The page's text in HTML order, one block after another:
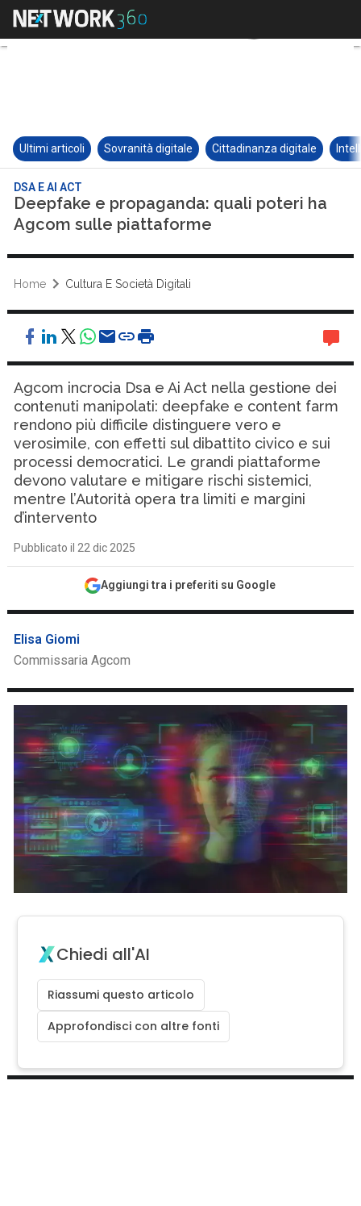
Ultimi articoli Sovranità digitale Cittadinanza digitale
DSA E AI ACT
Deepfake e propaganda: quali poteri ha
Agcom sulle piattaforme
Home Cultura E Società Digitali
Agcom incrocia Dsa e Ai Act nella gestione dei
contenuti manipolati: deepfake e content farm
rendono più difficile distinguere vero e
verosimile, con effetti sul dibattito civico e sui
processi democratici. Le grandi piattaforme
devono valutare e mitigare rischi sistemici,
mentre l’Autorità opera tra limiti e margini
d’intervento
Pubblicato il 22 dic 2025
Aggiungi tra i preferiti su Google
Elisa Giomi
Commissaria Agcom
Chiedi all'AI
Riassumi questo articolo
Approfondisci con altre fonti